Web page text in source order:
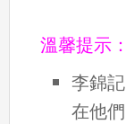
溫馨提示：
李錦
在他